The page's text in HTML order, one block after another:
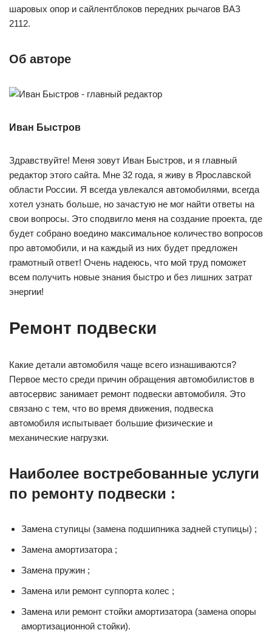
шаровых опор и сайлентблоков передних рычагов ВАЗ
2112.
Об авторе
Иван Быстров
Здравствуйте! Меня зовут Иван Быстров, и я главный
редактор этого сайта. Мне 32 года, я живу в Ярославской
области России. Я всегда увлекался автомобилями, всегда
хотел узнать больше, но зачастую не мог найти ответы на
свои вопросы. Это сподвигло меня на создание проекта, где
будет собрано воедино максимальное количество вопросов
про автомобили, и на каждый из них будет предложен
грамотный ответ! Очень надеюсь, что мой труд поможет
всем получить новые знания быстро и без лишних затрат
энергии!
Ремонт подвески
Какие детали автомобиля чаще всего изнашиваются?
Первое место среди причин обращения автомобилистов в
автосервис занимает ремонт подвески автомобиля. Это
связано с тем, что во время движения, подвеска
автомобиля испытывает большие физические и
механические нагрузки.
Наиболее востребованные услуги
по ремонту подвески :
Замена ступицы (замена подшипника задней ступицы) ;
Замена амортизатора ;
Замена пружин ;
Замена или ремонт суппорта колес ;
Замена или ремонт стойки амортизатора (замена опоры
амортизационной стойки).